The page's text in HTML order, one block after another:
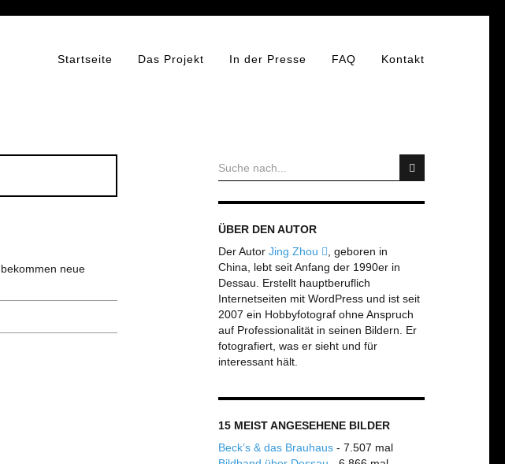
Startseite Das Projekt In der Presse FAQ Kontakt
bekommen neue
ÜBER DEN AUTOR
Der Autor Jing Zhou
, geboren in
China, lebt seit Anfang der 1990er in
Dessau. Erstellt hauptberuflich
Internetseiten mit WordPress und ist seit
2007 ein Hobbyfotograf ohne Anspruch
auf Professionalität in seinen Bildern. Er
fotografiert, was er sieht und für
interessant hält.
15 MEIST ANGESEHENE BILDER
Beck’s & das Brauhaus- 7.507 mal